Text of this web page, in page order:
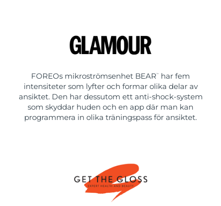
FOREOs mikroströmsenhet BEAR ™
har fem
intensiteter som lyfter och formar olika delar av
ansiktet. Den har dessutom ett anti-shock-system
som skyddar huden och en app där man kan
programmera in olika träningspass för ansiktet.